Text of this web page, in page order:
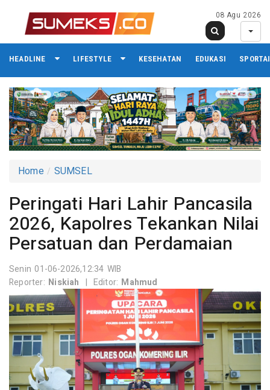
08 Agu 2026
HEADLINE LIFESTYLE KESEHATAN EDUKASI
Home SUMSEL
Peringati Hari Lahir Pancasila
2026, Kapolres Tekankan Nilai
Persatuan dan Perdamaian
Senin 01-06-2026,12:34 WIB
Reporter: Niskiah | Editor: Mahmud